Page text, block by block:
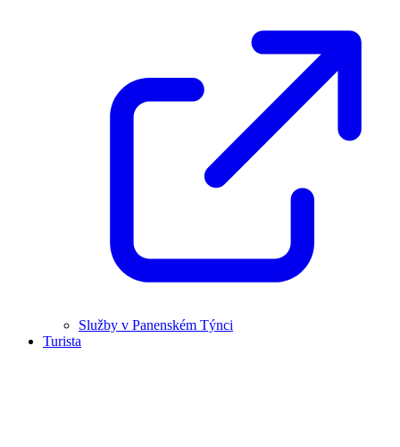
Služby v Panenském Týnci
Turista